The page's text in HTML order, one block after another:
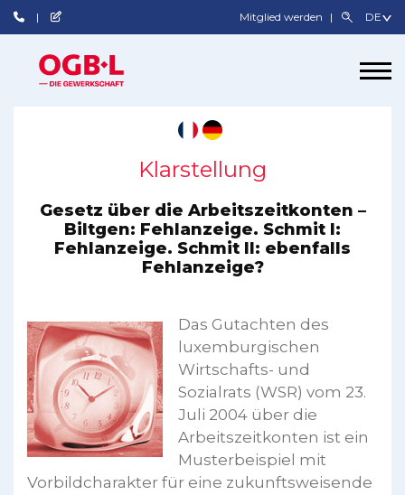
Mitglied werden
Klarstellung
Gesetz über die Arbeitszeitkonten –
Biltgen: Fehlanzeige. Schmit I:
Fehlanzeige. Schmit II: ebenfalls
Fehlanzeige?
Das Gutachten des
luxemburgischen
Wirtschafts- und
Sozialrats (WSR) vom 23.
Juli 2004 über die
Arbeitszeitkonten ist ein
Musterbeispiel mit
Vorbildcharakter für eine zukunftsweisende